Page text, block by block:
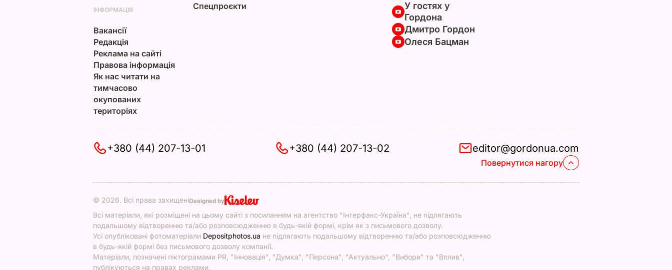
Спецпроєкти
У гостях у
Гордона
Дмитро Гордон
Олеся Бацман
ІНФОРМАЦІЯ
Вакансії
Редакція
Реклама на сайті
Правова інформація
Як нас читати на
тимчасово
окупованих
територіях
+380 (44) 207-13-01 +380 (44) 207-13-02 editor@gordonua.com
Повернутися нагору
© 2026. Всі права захищеніDesigned by
Всі матеріали, які розміщені на цьому сайті з посиланням на агентство "Інтерфакс-Україна", не підлягають
подальшому відтворенню та/або розповсюдженню в будь-якій формі, крім як з письмового дозволу.
Усі опубліковані фотоматеріали Depositphotos.ua не підлягають подальшому відтворенню та/або розповсюдженню
в будь-якій формі без письмового дозволу компанії.
Матеріали, позначені піктограмами PR, "Інновація", "Думка", "Персона", "Актуально", "Вибори" та "Вплив",
публікуються на правах реклами.